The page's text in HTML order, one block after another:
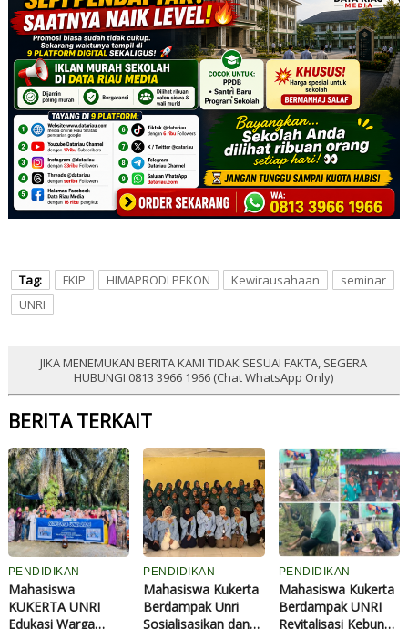
Tag: FKIP HIMAPRODI PEKON Kewirausahaan
seminar
UNRI
JIKA MENEMUKAN BERITA KAMI TIDAK SESUAI FAKTA, SEGERA
HUBUNGI 0813 3966 1966 (Chat WhatsApp Only)
BERITA TERKAIT
PENDIDIKAN
Mahasiswa
KUKERTA UNRI
Edukasi Warga
PENDIDIKAN
Mahasiswa Kukerta
Berdampak Unri
Sosialisasikan dan
PENDIDIKAN
Mahasiswa Kukerta
Berdampak UNRI
Revitalisasi Kebun